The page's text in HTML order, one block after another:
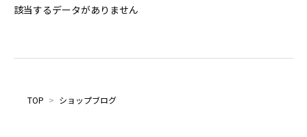
該当するデータがありません
TOP > ショップブログ